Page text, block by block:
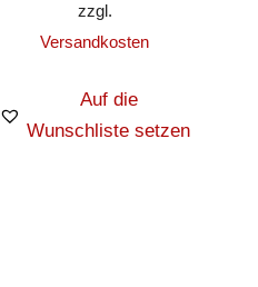
zzgl.
Versandkosten
Auf die
Wunschliste setzen